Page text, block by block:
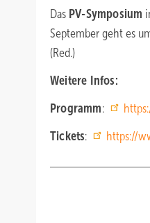
Das PV-Symposium
September geht es
(Red.)
Weitere Infos:
Programm:
Tickets: https://